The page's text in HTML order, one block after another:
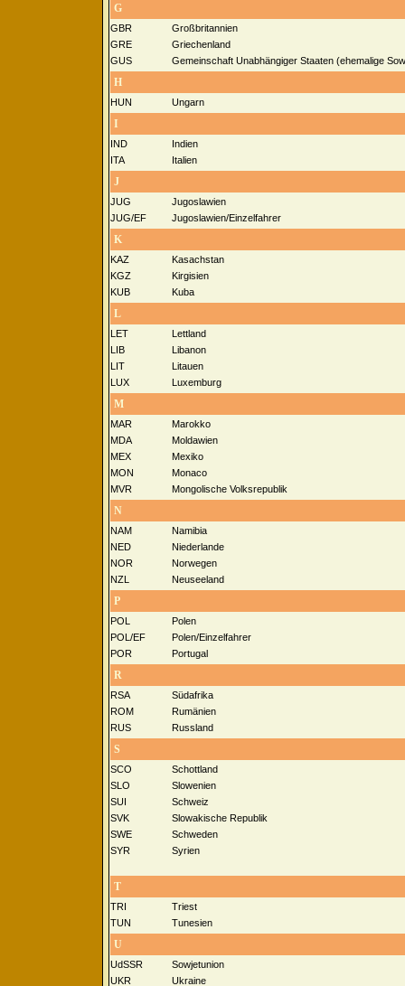
G
GBR
Großbritannien
GRE
Griechenland
GUS
Gemeinschaft Unabhängiger Staaten (ehemalige
H
HUN Ungarn
I
IND
Indien
ITA
Italien
J
JUG
Jugoslawien
JUG/EF
Jugoslawien/Einzelfahrer
K
KAZ
Kasachstan
KGZ
Kirgisien
KUB
Kuba
L
LET
Lettland
LIB
Libanon
LIT
Litauen
LUX
Luxemburg
M
MAR
Marokko
MDA
Moldawien
MEX
Mexiko
MON
Monaco
MVR
Mongolische Volksrepublik
N
NAM
Namibia
NED
Niederlande
NOR
Norwegen
NZL
Neuseeland
P
POL
Polen
POL/EF
Polen/Einzelfahrer
POR
Portugal
R
RSA
Südafrika
ROM
Rumänien
RUS
Russland
S
SCO
Schottland
SLO
Slowenien
SUI
Schweiz
SVK
Slowakische Republik
SWE
Schweden
SYR
Syrien
T
TRI
Triest
TUN
Tunesien
U
UdSSR
Sowjetunion
UKR
Ukraine